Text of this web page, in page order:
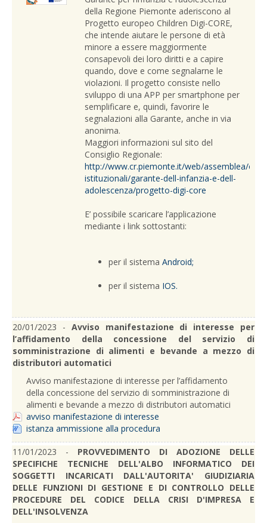
della Regione Piemonte aderiscono al
Progetto europeo Children Digi-CORE,
che intende aiutare le persone di età
minore a essere maggiormente
consapevoli dei loro diritti e a capire
quando, dove e come segnalarne le
violazioni. Il progetto consiste nello
sviluppo di una APP per smartphone per
semplificare e, quindi, favorire le
segnalazioni alla Garante, anche in via
anonima.
Maggiori informazioni sul sito del
Consiglio Regionale:
http://www.cr.piemonte.it/web/assemblea/
istituzionali/garante-dell-infanzia-e-dell-
adolescenza/progetto-digi-core
E’ possibile scaricare l’applicazione
mediante i link sottostanti:
per il sistema Android;
per il sistema IOS.
20/01/2023 - Avviso manifestazione di interesse per
l’affidamento della concessione del servizio di
somministrazione di alimenti e bevande a mezzo di
distributori automatici
Avviso manifestazione di interesse per l’affidamento
della concessione del servizio di somministrazione di
alimenti e bevande a mezzo di distributori automatici
avviso manifestazione di interesse
istanza ammissione alla procedura
11/01/2023 - PROVVEDIMENTO DI ADOZIONE DELLE
SPECIFICHE TECNICHE DELL'ALBO INFORMATICO DEI
SOGGETTI INCARICATI DALL'AUTORITA' GIUDIZIARIA
DELLE FUNZIONI DI GESTIONE E DI CONTROLLO DELLE
PROCEDURE DEL CODICE DELLA CRISI D'IMPRESA E
DELL'INSOLVENZA